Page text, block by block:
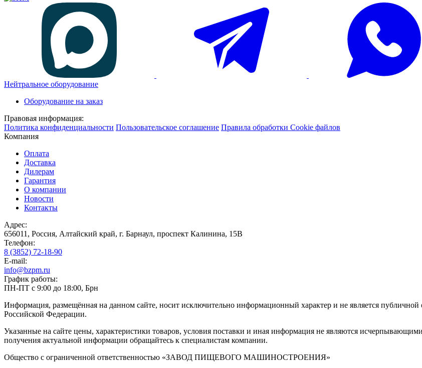
Нейтральное оборудование
Оборудование на заказ
Правовая информация:
Политика конфиденциальности Пользовательское соглашение Правила обработки Cookie файлов
Компания
Оплата
Доставка
Дилерам
Гарантия
О компании
Новости
Контакты
Адрес:
656011, Россия, Алтайский край, г. Барнаул, проспект Калинина, 15В
Телефон:
8 (3852) 72-18-90
E-mail:
info@bzpm.ru
График работы:
ПН-ПТ с 9:00 до 18:00, Брн
Информация, размещённая на данном сайте, носит исключительно информационный характер и не является
Российской Федерации.
Указанные на сайте цены, характеристики товаров, условия поставки и иная информация не являются
получения актуальной информации обращайтесь к специалистам компании.
Общество с ограниченной ответственностью «ЗАВОД ПИЩЕВОГО МАШИНОСТРОЕНИЯ»